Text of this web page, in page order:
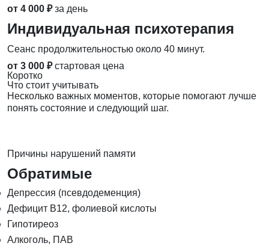
от 4 000 ₽ за день
Индивидуальная психотерапия
Сеанс продолжительностью около 40 минут.
от 3 000 ₽ стартовая цена
Коротко
Что стоит учитывать
Несколько важных моментов, которые помогают лучше
понять состояние и следующий шаг.
Причины нарушений памяти
Обратимые
Депрессия (псевдодеменция)
Дефицит B12, фолиевой кислоты
Гипотиреоз
Алкоголь, ПАВ